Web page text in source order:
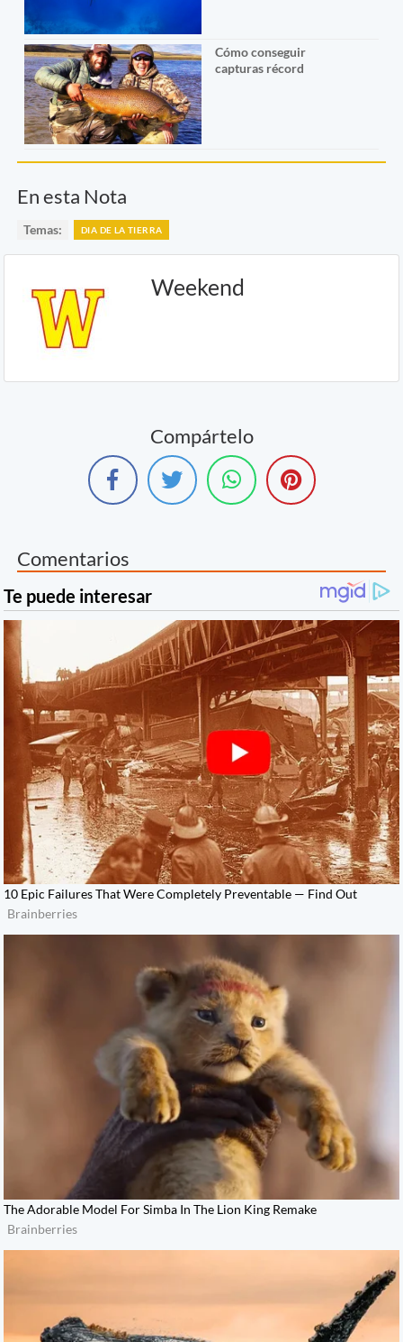
Cómo conseguir
capturas récord
En esta Nota
Temas: DIA DE LA TIERRA
Weekend
Compártelo
Comentarios